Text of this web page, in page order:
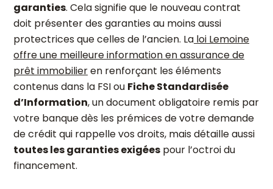
garanties. Cela signifie que le nouveau contrat
doit présenter des garanties au moins aussi
protectrices que celles de l’ancien. La loi Lemoine
offre une meilleure information en assurance de
prêt immobilieren renforçant les éléments
contenus dans la FSI ou Fiche Standardisée
d’Information, un document obligatoire remis par
votre banque dès les prémices de votre demande
de crédit qui rappelle vos droits, mais détaille aussi
toutes les garanties exigées pour l’octroi du
financement.